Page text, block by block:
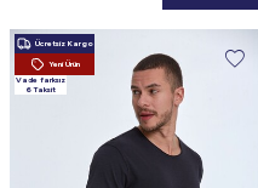
Ücretsiz Kargo
Yeni Ürün
Vade farksız
6 Taksit